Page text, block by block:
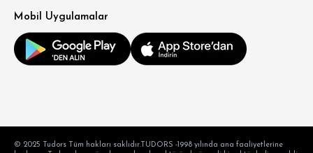
Mobil Uygulamalar
© 2025 Tudors Tüm hakları saklıdır.TUDORS -1998 yılında ana faaliyetlerine